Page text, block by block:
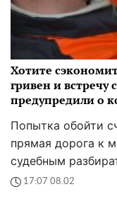
Хотите
гривен и встречу
предупредили о
Попытка обойти
прямая дорога к
судебным
17:07 08.02